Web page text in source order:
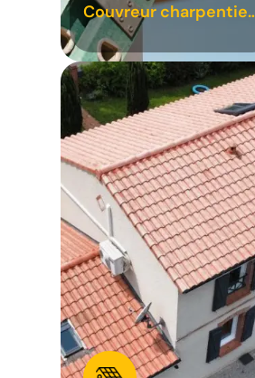
Couvreur charpentier
31